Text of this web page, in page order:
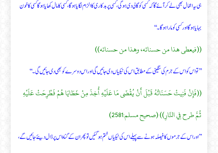
ہی یہ اعمال بھی لے کر آئے گا کہ کسی کو گالی دی ہوگی، کسی پر بدکاری کا الزام لگایا ہوگا، کسی کا مال کھایا ہوگا کسی کا خون
بہایا ہوگا اور کسی کو مارا ہوگا۔‘‘
((فيعطى هذا من حسناته، وهذا من حسناته))
’’تو اس کو اس کے جرم کی سنگینی کے مطابق اس کی نیکیاں دی جائیں گی اور اس دوسرے کو بھی دی جائیں گی۔‘‘
((فَإِنْ فَنِيتْ حَسَنَاتُهُ قَبْلَ أَنْ يُقْضَى مَا عَلَيْهِ أُخِذَ مِنْ خَطَايَا هُمْ فَطْرِحَتْ عَلَيْهِ
ثُمَّ طرح فِي النَّارِ)) (صحيح مسلم:2581)
’’اور اس کے جرموں کا فیصلہ ہونے سے پہلے اس کی نیکیاں ختم ہو گئیں تو پھر ان کے گناہ اس پر ڈال دیئے جائیں گے،